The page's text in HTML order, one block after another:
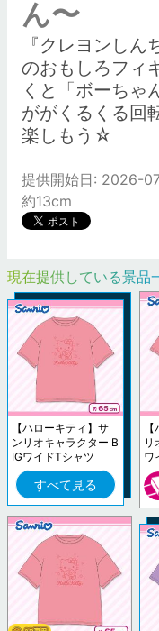
ん〜
『クレヨンし
のおもしろフィ
くと「ボーちゃ
ががくるくる回
楽しもう☆
提供開始日: 2026-
約13cm
現在提供している景品
【ハローキティ】サ
ンリオキャラクター B
IGワイドTシャツ
すべて見る
リ
ワ